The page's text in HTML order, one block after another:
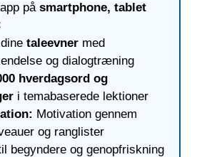
på smartphone, tablet
taleevner med
og dialogtræning
hverdagsord og
i temabaserede lektioner
Motivation gennem
og ranglister
begyndere og genopfriskning